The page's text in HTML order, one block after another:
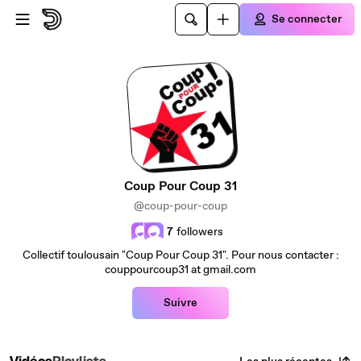
Passer au contenu principal
Se connecter
Coup Pour Coup 31
@coup-pour-coup
7 followers
Collectif toulousain "Coup Pour Coup 31". Pour nous contacter :
couppourcoup31 at gmail.com
Suivre